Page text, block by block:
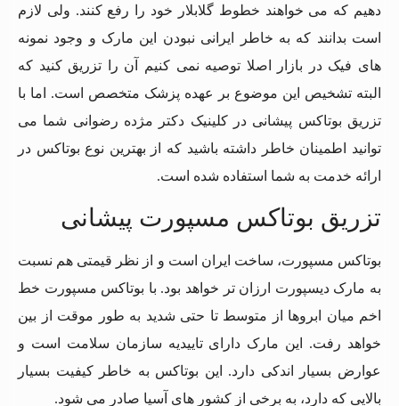
دهیم که می خواهند خطوط گلابلار خود را رفع کنند. ولی لازم
است بدانند که به خاطر ایرانی نبودن این مارک و وجود نمونه
های فیک در بازار اصلا توصیه نمی کنیم آن را تزریق کنید که
البته تشخیص این موضوع بر عهده پزشک متخصص است. اما با
تزریق بوتاکس پیشانی در کلینیک دکتر مژده رضوانی شما می
توانید اطمینان خاطر داشته باشید که از بهترین نوع بوتاکس در
ارائه خدمت به شما استفاده شده است.
تزریق بوتاکس مسپورت پیشانی
بوتاکس مسپورت، ساخت ایران است و از نظر قیمتی هم نسبت
به مارک دیسپورت ارزان تر خواهد بود. با بوتاکس مسپورت خط
اخم میان ابروها از متوسط تا حتی شدید به طور موقت از بین
خواهد رفت. این مارک دارای تاییدیه سازمان سلامت است و
عوارض بسیار اندکی دارد. این بوتاکس به خاطر کیفیت بسیار
بالایی که دارد، به برخی از کشور های آسیا صادر می شود.